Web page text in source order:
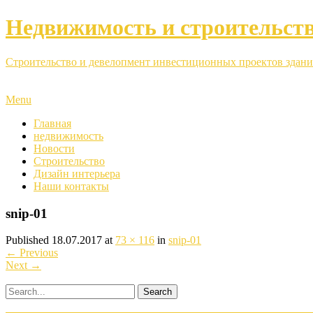
Недвижимость и
Строительство и девелопмент инвестиционных проектов
Menu
Главная
недвижимость
Новости
Строительство
Дизайн интерьера
Наши контакты
snip-01
Published 18.07.2017 at 73 × 116 in snip-01
← Previous
Next →